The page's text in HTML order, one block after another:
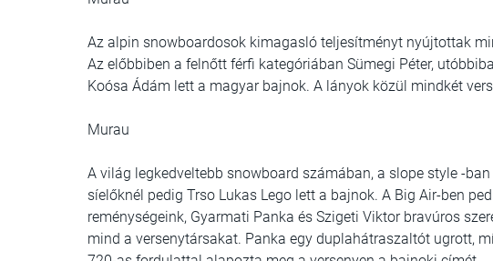
Az alpin snowboardosok kimagasló teljesítményt nyújtottak
Az előbbiben a felnőtt férfi kategóriában Sümegi Péter,
Koósa Ádám lett a magyar bajnok. A lányok közül mindkét
Murau
A világ legkedveltebb snowboard számában, a slope style -
síelőknél pedig Trso Lukas Lego lett a bajnok. A Big Air-ben
reménységeink, Gyarmati Panka és Szigeti Viktor bravúros
mind a versenytársakat. Panka egy duplahátraszaltót ugrott,